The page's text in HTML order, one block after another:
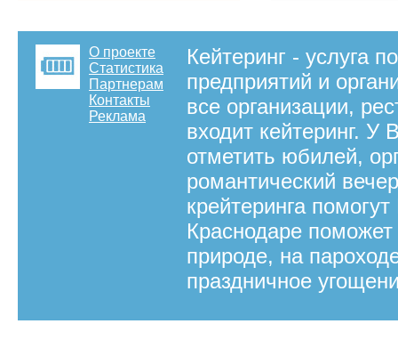
О проекте
Статистика
Партнерам
Контакты
Реклама
Кейтеринг - услуга
предприятий и
все организации,
входит кейтеринг. У
отметить юбилей,
романтический
крейтеринга
Краснодаре
природе, на
праздничное